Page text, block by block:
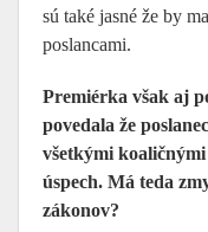
sú také jasné že by
poslancami.
Premiérka však aj
povedala že
všetkými
úspech. Má teda
zákonov?